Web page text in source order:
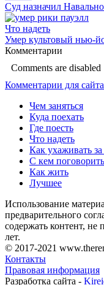
Суд назначил
Что надеть
Умер культовый нью-
Комментарии
Comments are disabled
Комментарии для сайта
Чем заняться
Куда поехать
Где поесть
Что надеть
Как ухаживать
С кем поговорить
Как жить
Лучшее
Использование
предварительного
содержать контент,
лет.
© 2017-2021
Контакты
Правовая информация
Разработка сайта -